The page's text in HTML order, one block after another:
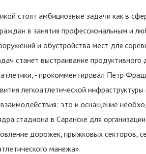
стоят амбициозные задачи как в
в занятия профессиональным и
и обустройства мест для
станет выстраивание
- прокомментировал Петр
легкоатлетической
это и оснащение
стадиона в Саранске для
дорожек, прыжковых секторов,
манежа».